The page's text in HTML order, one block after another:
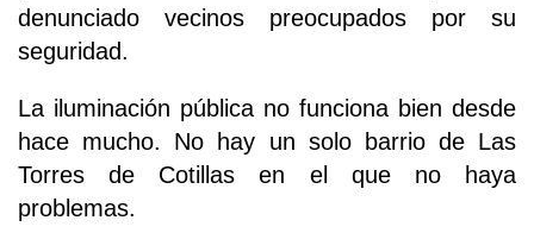
denunciado vecinos preocupados por su
seguridad.
La iluminación pública no funciona bien desde
hace mucho. No hay un solo barrio de Las
Torres de Cotillas en el que no haya
problemas.